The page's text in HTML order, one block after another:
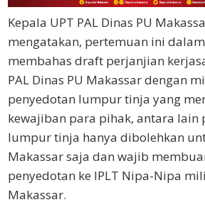
Kepala UPT PAL Dinas PU
mengatakan, pertemuan ini
membahas draft perjanjian
PAL Dinas PU Makassar dengan
penyedotan lumpur tinja yang
kewajiban para pihak, antara lain
lumpur tinja hanya dibolehkan
Makassar saja dan wajib
penyedotan ke IPLT Nipa-Nipa
Makassar.